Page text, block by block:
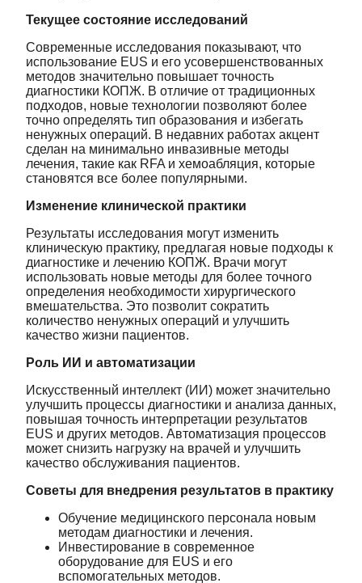
Текущее состояние исследований
Современные исследования показывают, что
использование EUS и его усовершенствованных
методов значительно повышает точность
диагностики КОПЖ. В отличие от традиционных
подходов, новые технологии позволяют более
точно определять тип образования и избегать
ненужных операций. В недавних работах акцент
сделан на минимально инвазивные методы
лечения, такие как RFA и хемоабляция, которые
становятся все более популярными.
Изменение клинической практики
Результаты исследования могут изменить
клиническую практику, предлагая новые подходы к
диагностике и лечению КОПЖ. Врачи могут
использовать новые методы для более точного
определения необходимости хирургического
вмешательства. Это позволит сократить
количество ненужных операций и улучшить
качество жизни пациентов.
Роль ИИ и автоматизации
Искусственный интеллект (ИИ) может значительно
улучшить процессы диагностики и анализа данных,
повышая точность интерпретации результатов
EUS и других методов. Автоматизация процессов
может снизить нагрузку на врачей и улучшить
качество обслуживания пациентов.
Советы для внедрения результатов в практику
Обучение медицинского персонала новым
методам диагностики и лечения.
Инвестирование в современное
оборудование для EUS и его
вспомогательных методов.